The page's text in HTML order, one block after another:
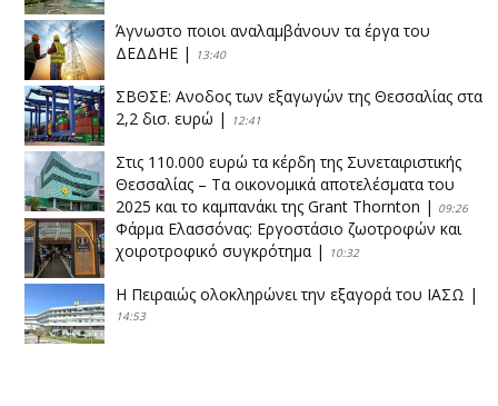
Άγνωστο ποιοι αναλαμβάνουν τα έργα του
ΔΕΔΔΗΕ | 13:40
ΣΒΘΣΕ: Aνοδος των εξαγωγών της Θεσσαλίας στα
2,2 δισ. ευρώ | 12:41
Στις 110.000 ευρώ τα κέρδη της Συνεταιριστικής
Θεσσαλίας – Τα οικονομικά αποτελέσματα του
2025 και το καμπανάκι της Grant Thornton | 09:26
Φάρμα Ελασσόνας: Εργοστάσιο ζωοτροφών και
χοιροτροφικό συγκρότημα | 10:32
Η Πειραιώς ολοκληρώνει την εξαγορά του ΙΑΣΩ |
14:53